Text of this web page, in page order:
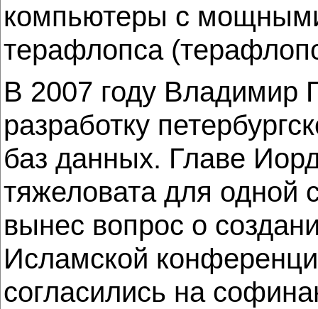
компьютеры с
терафлопса
В 2007 году Владимир
разработку
баз данных. Главе
тяжеловата для одной
вынес вопрос о
Исламской
согласились на